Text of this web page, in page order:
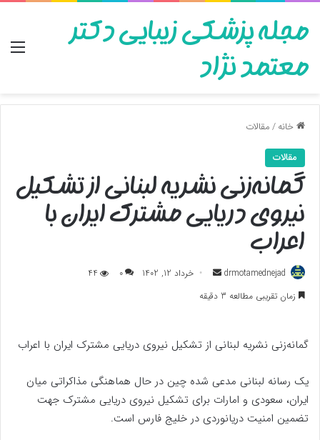
مجله پزشکی زیبایی دکتر
معتمد نژاد
خانه/مقالات
مقالات
گمانه‌زنی نشریه لبنانی از تشکیل
نیروی دریایی مشترک ایران با
اعراب
drmotamednejad
ارسال
به
خرداد 12, 1402 0
44
زمان تقریبی مطالعه 3 دقیقه
گمانه‌زنی نشریه لبنانی از تشکیل نیروی دریایی مشترک ایران با اعراب
یک رسانه لبنانی مدعی شده چین در حال هماهنگی مذاکراتی میان
ایران، سعودی و امارات برای تشکیل نیروی دریایی مشترک جهت
تضمین امنیت دریانوردی در خلیج فارس است.